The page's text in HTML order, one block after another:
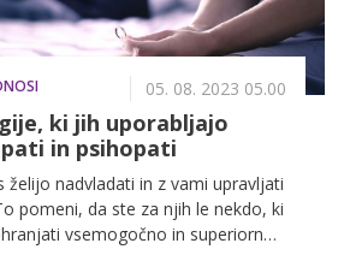
05. 08. 2023 05.00
ki jih uporabljajo
in psihopati
želijo nadvladati in z vami upravljati
pomeni, da ste za njih le nekdo, ki
vsemogočno in superiorno